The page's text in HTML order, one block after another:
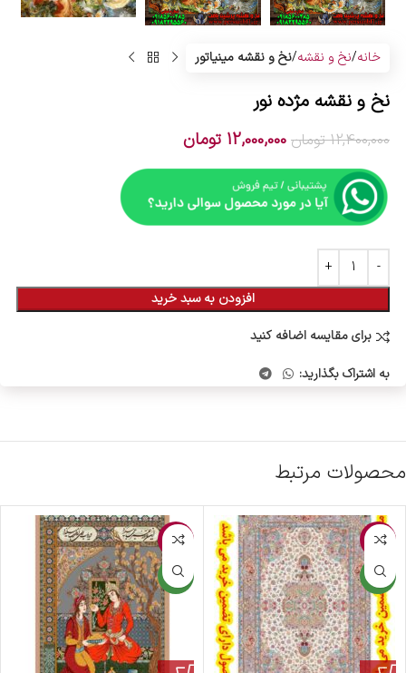
خانه نخ و نقشه نخ و نقشه مینیاتور
نخ و نقشه مژده نور
12,400,000 تومان 12,000,000 تومان
افزودن به سبد خرید
برای مقایسه اضافه کنید
به اشتراک بگذارید:
محصولات مرتبط
-3%
جدید
-3%
جدید